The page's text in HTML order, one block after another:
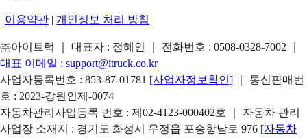
| 이용약관 | 개인정보 처리 방침
㈜아이트럭 ｜ 대표자 : 정혜인 ｜ 전화번호 : 0508-0328-7002
대표 이메일 : support@itruck.co.kr
사업자등록번호 : 853-87-01781 [사업자정보확인]
｜ 통신판매번
호 : 2023-강원인제-0074
자동차관리사업등록 번호 : 제02-4123-000402호 ｜ 자동차 관리
사업장 소재지 : 경기도 화성시 우정읍 포승항남로 976 [자동차